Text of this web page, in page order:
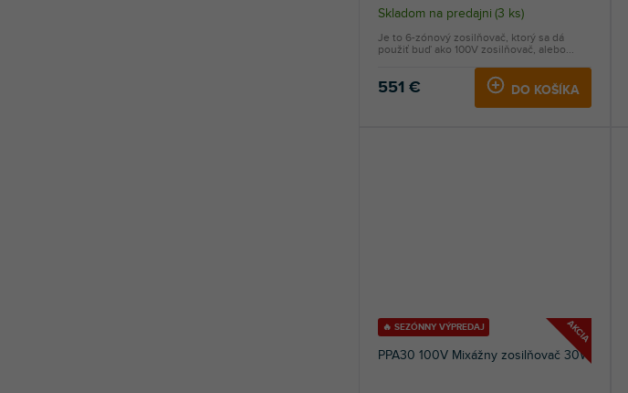
Skladom na predajni (3 ks)
551 € DO KOŠÍKA
Je to 6-zónový zosilňovač, ktorý sa dá
použiť buď ako 100V zosilňovač, alebo...
AKCIA
🔥 SEZÓNNY VÝPREDAJ
PPA30 100V Mixážny zosilňovač 30W